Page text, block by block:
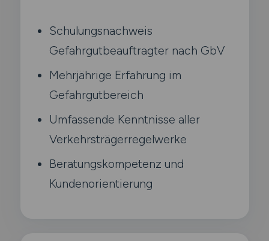
Schulungsnachweis
Gefahrgutbeauftragter nach GbV
Mehrjährige Erfahrung im
Gefahrgutbereich
Umfassende Kenntnisse aller
Verkehrsträgerregelwerke
Beratungskompetenz und
Kundenorientierung